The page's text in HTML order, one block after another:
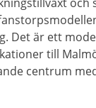
Det är ett
till
centrum